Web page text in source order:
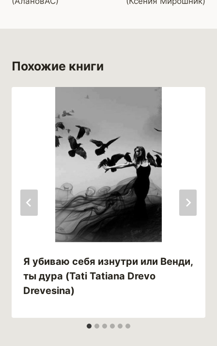
записям
Похожие книги
Я убиваю себя изнутри или Венди,
ты дура (Tati Tatiana Drevo
Drevesina)